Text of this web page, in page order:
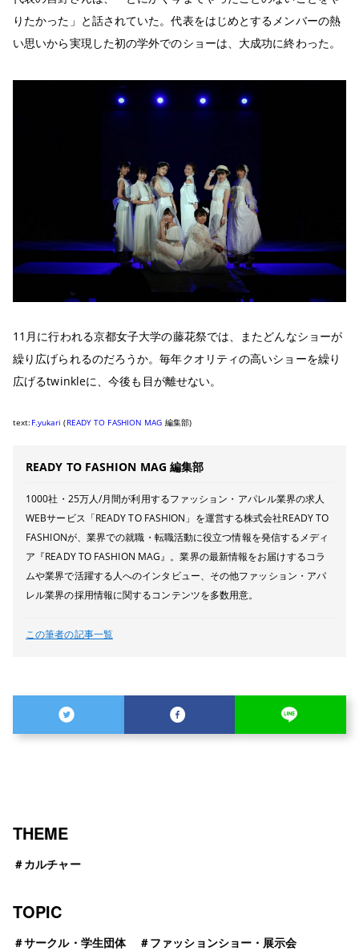
りたかった」と話されていた。代表をはじめとするメンバーの熱
い思いから実現した初の学外でのショーは、大成功に終わった。
11月に行われる京都女子大学の藤花祭では、またどんなショーが
繰り広げられるのだろうか。毎年クオリティの高いショーを繰り
広げるtwinkleに、今後も目が離せない。
text: F.yukari(READY TO FASHION MAG 編集部)
READY TO FASHION MAG 編集部
1000社・25万人/月間が利用するファッション・アパレル業界の求人
WEBサービス「READY TO FASHION」を運営する株式会社READY TO
FASHIONが、業界での就職・転職活動に役立つ情報を発信するメディ
ア『READY TO FASHION MAG』。業界の最新情報をお届けするコラ
ムや業界で活躍する人へのインタビュー、その他ファッション・アパ
レル業界の採用情報に関するコンテンツを多数用意。
この筆者の記事一覧
THEME
＃カルチャー
TOPIC
＃サークル・学生団体 ＃ファッションショー・展示会